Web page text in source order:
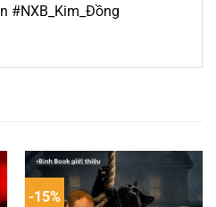
#NXB_Kim_Đồng
-15%